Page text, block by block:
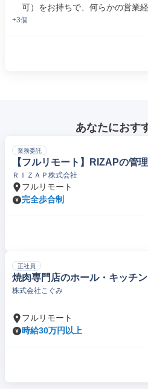
可）をお持ちで、何らかの営業経
+3個
あなたにおす
業務委託
【フルリモート】RIZAPの管
ＲＩＺＡＰ株式会社
フルリモート
完全歩合制
正社員
焼肉専門店のホール・キッチン
株式会社こぐみ
フルリモート
時給30万円以上